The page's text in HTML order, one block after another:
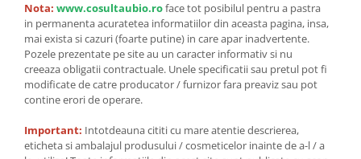
Nota: www.cosultaubio.roface tot posibilul pentru a pastra
in permanenta acuratetea informatiilor din aceasta pagina, insa,
mai exista si cazuri (foarte putine) in care apar inadvertente.
Pozele prezentate pe site au un caracter informativ si nu
creeaza obligatii contractuale. Unele specificatii sau pretul pot fi
modificate de catre producator / furnizor fara preaviz sau pot
contine erori de operare.
Important: Intotdeauna cititi cu mare atentie descrierea,
eticheta si ambalajul produsului / cosmeticelor inainte de a-l / a